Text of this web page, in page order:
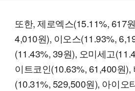
또한, 제로엑스(15.11%, 617
4,010원), 이오스(11.93%,
(11.43%, 39원), 오미세고
이트코인(10.63%, 61,400원),
(10.31%, 529,500원), 아이오